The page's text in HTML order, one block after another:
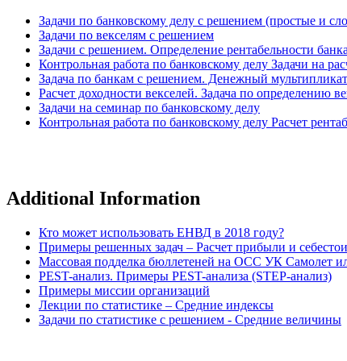
Задачи по банковскому делу с решением (простые и
Задачи по векселям с решением
Задачи с решением. Определение рентабельности банка
Контрольная работа по банковскому делу Задачи на
Задача по банкам с решением. Денежный
Расчет доходности векселей. Задача по определению
Задачи на семинар по банковскому делу
Контрольная работа по банковскому делу Расчет
Additional Information
Кто может использовать ЕНВД в 2018 году?
Примеры решенных задач – Расчет прибыли и
Массовая подделка бюллетеней на ОСС УК Самолет
PEST-анализ. Примеры PEST-анализа (STEP-анализ)
Примеры миссии организаций
Лекции по статистике – Средние индексы
Задачи по статистике с решением - Средние величины